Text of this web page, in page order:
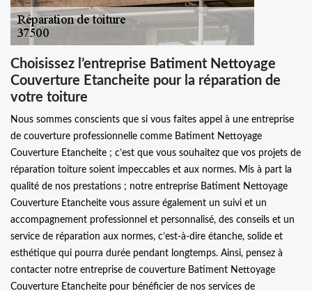
Choisissez l’entreprise Batiment Nettoyage
Couverture Etancheite pour la réparation de
votre toiture
Nous sommes conscients que si vous faites appel à une entreprise
de couverture professionnelle comme Batiment Nettoyage
Couverture Etancheite ; c’est que vous souhaitez que vos projets de
réparation toiture soient impeccables et aux normes. Mis à part la
qualité de nos prestations ; notre entreprise Batiment Nettoyage
Couverture Etancheite vous assure également un suivi et un
accompagnement professionnel et personnalisé, des conseils et un
service de réparation aux normes, c’est-à-dire étanche, solide et
esthétique qui pourra durée pendant longtemps. Ainsi, pensez à
contacter notre entreprise de couverture Batiment Nettoyage
Couverture Etancheite pour bénéficier de nos services de